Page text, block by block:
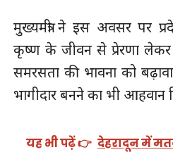
मुख्यमंत्री ने इस अवसर पर
कृष्ण के जीवन से प्रेरणा लेकर
समरसता की भावना को
भागीदार बनने का भी आहवान
यह भी पढ़ें 👉 देहरादून में